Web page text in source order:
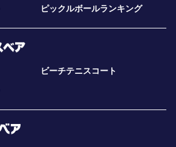
ピックルボールランキング
ビーチテニスコート